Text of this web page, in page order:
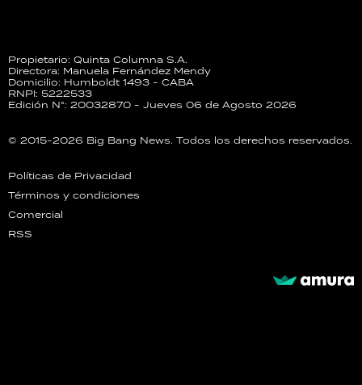
Propietario: Quinta Columna S.A.
Directora: Manuela Fernández Mendy
Domicilio: Humboldt 1493 - CABA
RNPI: 5222533
Edición N°: 20032870 - Jueves 06 de Agosto 2026
© 2015-2026 Big Bang News. Todos los derechos reservados.
Políticas de Privacidad
Términos y condiciones
Comercial
RSS